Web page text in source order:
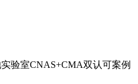
验室CNAS+CMA双认可案例